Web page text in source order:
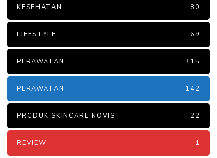
KESEHATAN 80
LIFESTYLE 69
PERAWATAN 315
PERAWATAN 142
PRODUK SKINCARE NOVIS 22
REVIEW 1